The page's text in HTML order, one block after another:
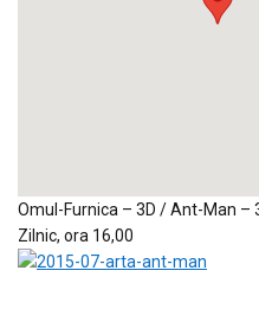
Omul-Furnica – 3D / Ant-Man –
Zilnic, ora 16,00